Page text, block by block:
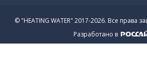
© "HEATING WATER" 2017-2026. Все права
Разработано в